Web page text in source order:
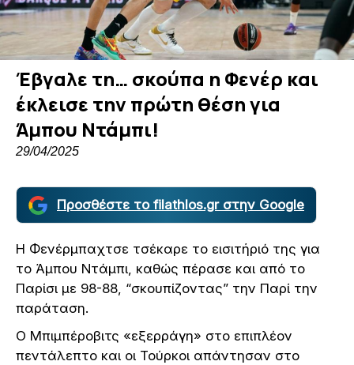
Έβγαλε τη… σκούπα η Φενέρ και
έκλεισε την πρώτη θέση για
Άμπου Ντάμπι!
29/04/2025
Προσθέστε το filathlos.gr στην Google
Η Φενέρμπαχτσε τσέκαρε το εισιτήριό της για
το Άμπου Ντάμπι, καθώς πέρασε και από το
Παρίσι με 98-88, “σκουπίζοντας” την Παρί την
παράταση.
Ο Μπιμπέροβιτς «εξερράγη» στο επιπλέον
πεντάλεπτο και οι Τούρκοι απάντησαν στο